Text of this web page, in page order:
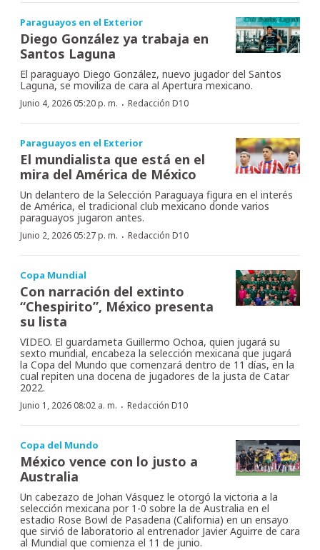
Paraguayos en el Exterior
Diego González ya trabaja en
Santos Laguna
El paraguayo Diego González, nuevo jugador del Santos
Laguna, se moviliza de cara al Apertura mexicano.
Junio 4, 2026 05:20 p. m. · Redacción D10
Paraguayos en el Exterior
El mundialista que está en el
mira del América de México
Un delantero de la Selección Paraguaya figura en el interés
de América, el tradicional club mexicano donde varios
paraguayos jugaron antes.
Junio 2, 2026 05:27 p. m. · Redacción D10
Copa Mundial
Con narración del extinto
“Chespirito”, México presenta
su lista
VIDEO. El guardameta Guillermo Ochoa, quien jugará su
sexto mundial, encabeza la selección mexicana que jugará
la Copa del Mundo que comenzará dentro de 11 días, en la
cual repiten una docena de jugadores de la justa de Catar
2022.
Junio 1, 2026 08:02 a. m. · Redacción D10
Copa del Mundo
México vence con lo justo a
Australia
Un cabezazo de Johan Vásquez le otorgó la victoria a la
selección mexicana por 1-0 sobre la de Australia en el
estadio Rose Bowl de Pasadena (California) en un ensayo
que sirvió de laboratorio al entrenador Javier Aguirre de cara
al Mundial que comienza el 11 de junio.